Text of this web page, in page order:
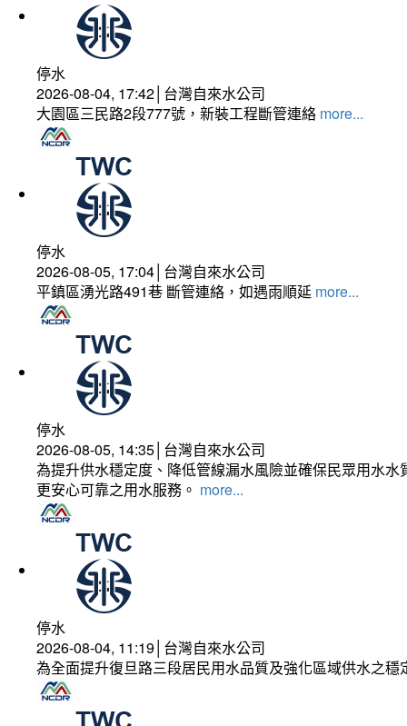
停水
2026-08-04, 17:42│台灣自來水公司
大園區三民路2段777號，新裝工程斷管連絡 more...
停水
2026-08-05, 17:04│台灣自來水公司
平鎮區湧光路491巷 斷管連絡，如遇雨順延 more...
停水
2026-08-05, 14:35│台灣自來水公司
為提升供水穩定度、降低管線漏水風險並確保民眾用水
更安心可靠之用水服務。 more...
停水
2026-08-04, 11:19│台灣自來水公司
為全面提升復旦路三段居民用水品質及強化區域供水之